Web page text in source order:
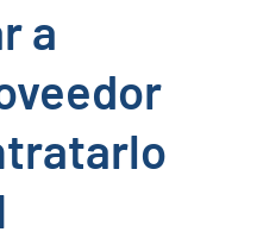
a